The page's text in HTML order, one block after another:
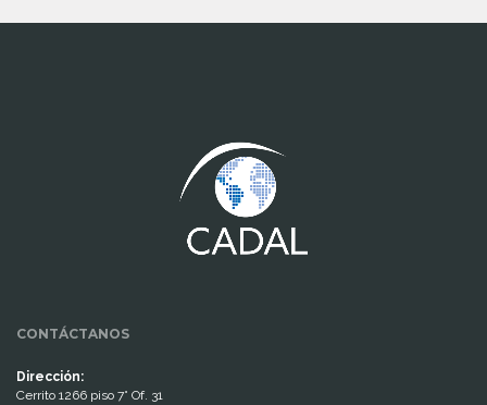
CONTÁCTANOS
Dirección:
Cerrito 1266 piso 7° Of. 31